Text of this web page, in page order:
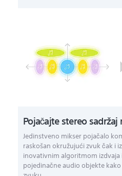
Pojačajte stereo
Jedinstveno mikser pojačalo
raskošan okružujući zvuk čak i
inovativnim algoritmom
pojedinačne audio objekte